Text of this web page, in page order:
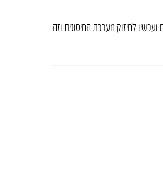
לחיזוק מערכת החיסונית וזה